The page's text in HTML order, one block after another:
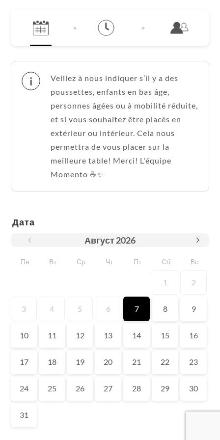
Veillez à nous indiquer s’il y a des
poussettes, enfants en bas âge,
personnes âgées ou à mobilité réduite,
et si vous souhaitez être placés en
extérieur ou intérieur. Cela nous
permettra de vous placer sur la
meilleure table! Merci! L'équipe
Momento ☕️✨
Дата
Август2026
Пн Вт Ср Чт Пт Сб Вс
1 2
3 4 5 6 7 8 9
10 11 12 13 14 15 16
17 18 19 20 21 22 23
24 25 26 27 28 29 30
31